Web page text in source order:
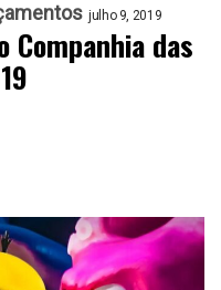
julho 9, 2019
Companhia das